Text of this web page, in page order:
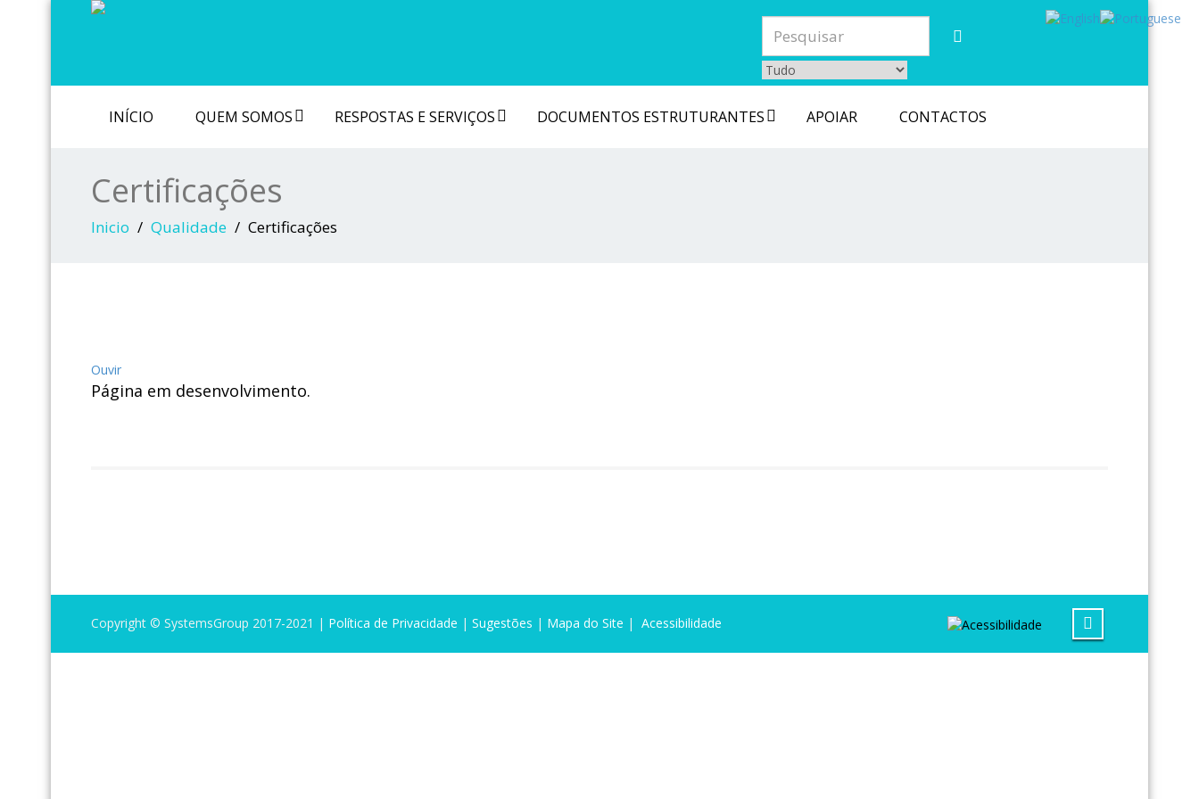
INÍCIO QUEM SOMOS RESPOSTAS E SERVIÇOS DOCUMENTOS ESTRUTURANTES APOIAR CONTACTOS
Certificações
Inicio Qualidade Certificações
Ouvir
Página em desenvolvimento.
Copyright © SystemsGroup 2017-2021 | Política de Privacidade | Sugestões | Mapa do Site | Acessibilidade